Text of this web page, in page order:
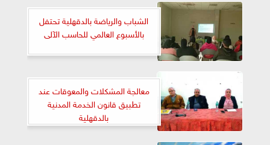
الشباب والرياضة بالدقهلية تحتفل
بالأسبوع العالمي للحاسب الآلى
معالجة المشكلات والمعوقات عند
تطبيق قانون الخدمة المدنية
بالدقهلية